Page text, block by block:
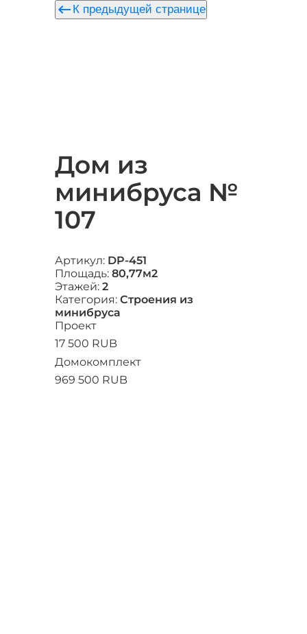
keyboard_backspace К предыдущей странице
Дом из
минибруса №
107
Артикул: DP-451
Площадь: 80,77м2
Этажей: 2
Категория: Строения из
минибруса
Проект
17 500 RUB
Домокомплект
969 500 RUB